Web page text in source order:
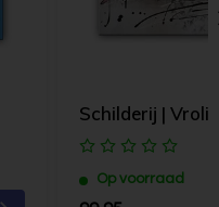
Schilderij |
Op voorraad